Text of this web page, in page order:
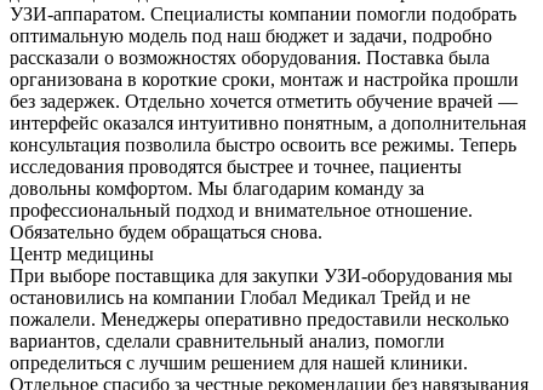
УЗИ-аппаратом. Специалисты компании помогли подобрать
оптимальную модель под наш бюджет и задачи, подробно
рассказали о возможностях оборудования. Поставка была
организована в короткие сроки, монтаж и настройка прошли
без задержек. Отдельно хочется отметить обучение врачей —
интерфейс оказался интуитивно понятным, а дополнительная
консультация позволила быстро освоить все режимы. Теперь
исследования проводятся быстрее и точнее, пациенты
довольны комфортом. Мы благодарим команду за
профессиональный подход и внимательное отношение.
Обязательно будем обращаться снова.
Центр медицины
При выборе поставщика для закупки УЗИ-оборудования мы
остановились на компании Глобал Медикал Трейд и не
пожалели. Менеджеры оперативно предоставили несколько
вариантов, сделали сравнительный анализ, помогли
определиться с лучшим решением для нашей клиники.
Отдельное спасибо за честные рекомендации без навязывания